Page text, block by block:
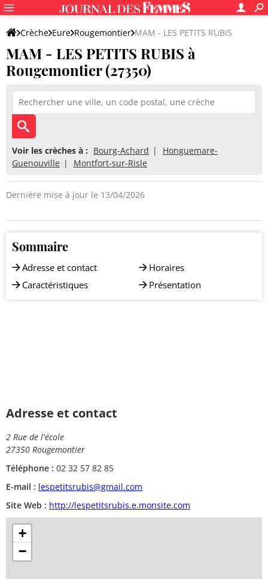
Crèche Eure Rougemontier MAM - LES PETITS RUBIS
MAM - LES PETITS RUBIS à
Rougemontier (27350)
Voir les crèches à : Bourg-Achard
Honguemare-
Guenouville
Montfort-sur-Risle
Dernière mise à jour le 13/04/2026
Sommaire
Adresse et contact
Caractéristiques
Horaires
Présentation
Adresse et contact
2 Rue de l'école
27350 Rougemontier
Téléphone : 02 32 57 82 85
E-mail : lespetitsrubis@gmail.com
Site Web : http://lespetitsrubis.e.monsite.com
+
−